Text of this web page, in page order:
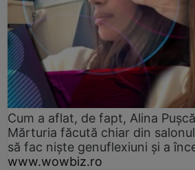
Cum a aflat, de fapt, Alina
Mărturia făcută chiar din
să fac niște genuflexiuni și a
www.wowbiz.ro